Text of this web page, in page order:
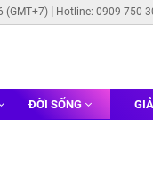
(GMT+7) Hotline: 0909 750
ĐỜI SỐNG